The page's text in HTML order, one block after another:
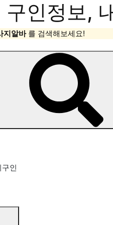
구인정보,
지알바 를 검색해보세요!
인